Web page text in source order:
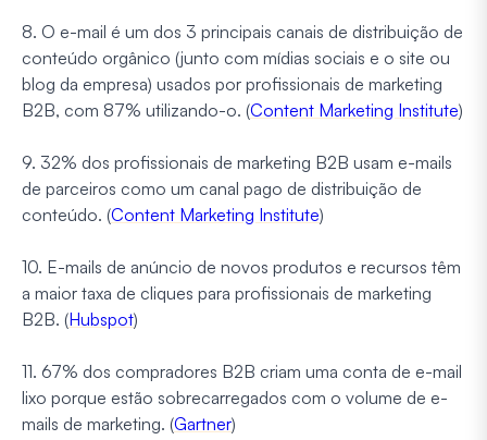
8. O e-mail é um dos 3 principais canais de distribuição de
conteúdo orgânico (junto com mídias sociais e o site ou
blog da empresa) usados por profissionais de marketing
B2B, com 87% utilizando-o. (Content Marketing Institute)
9. 32% dos profissionais de marketing B2B usam e-mails
de parceiros como um canal pago de distribuição de
conteúdo. (Content Marketing Institute)
10. E-mails de anúncio de novos produtos e recursos têm
a maior taxa de cliques para profissionais de marketing
B2B. (Hubspot)
11. 67% dos compradores B2B criam uma conta de e-mail
lixo porque estão sobrecarregados com o volume de e-
mails de marketing. (Gartner)